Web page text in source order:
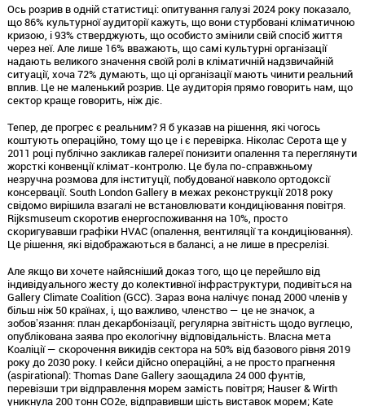
Ось розрив в одній статистиці:опитування галузі 2024 року показало,
що 86% культурної аудиторії кажуть, що вони стурбовані кліматичною
кризою, і 93% стверджують, що особисто змінили свій спосіб життя
через неї.Але лише 16% вважають, що самі культурні організації
надають великого значення своїй ролі в кліматичній надзвичайній
ситуації, хоча 72% думають, що ці організації мають чинити реальний
вплив.Це не маленький розрив.Це аудиторія прямо говорить нам, що
сектор краще говорить, ніж діє.
Тепер, де прогрес є реальним?Я б указав на рішення, які чогось
коштують операційно, тому що це і є перевірка.Ніколас Серота ще у
2011 році публічно закликав галереї понизити опалення та переглянути
жорсткі конвенції клімат-контролю.Це була по-справжньому
незручна розмова для інституції, побудованої навколо ортодоксії
консервації.South London Gallery в межах реконструкції 2018 року
свідомо вирішила взагалі не встановлювати кондиціювання повітря.
Rijksmuseum скоротив енергоспоживання на 10%, просто
скоригувавши графіки HVAC (опалення, вентиляції та кондиціювання).
Це рішення, які відображаються в балансі, а не лише в пресрелізі.
Але якщо ви хочете найясніший доказ того, що це перейшло від
індивідуального жесту до колективної інфраструктури, подивіться на
Gallery Climate Coalition (GCC).Зараз вона налічує понад 2000 членів у
більш ніж 50 країнах, і, що важливо, членство — це не значок, а
зобовʼязання:план декарбонізації, регулярна звітність щодо вуглецю,
опублікована заява про екологічну відповідальність.Власна мета
Коаліції — скорочення викидів сектора на 50% від базового рівня 2019
року до 2030 року.І кейси дійсно операційні, а не просто прагнення
(aspirational):Thomas Dane Gallery заощадила 24 000 фунтів,
перевізши три відправлення морем замість повітря; Hauser & Wirth
уникнула 200 тонн CO2e, відправивши шість виставок морем; Kate